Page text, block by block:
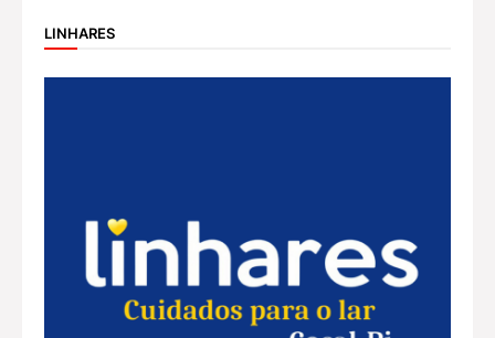
LINHARES